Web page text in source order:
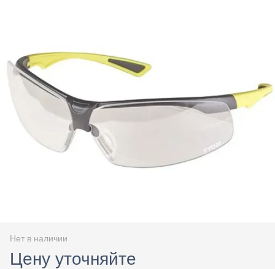
Нет в наличии
Цену уточняйте